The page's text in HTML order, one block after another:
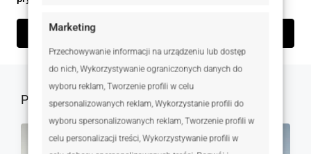
Marketing
Przechowywanie informacji na urządzeniu lub dostęp
do nich, Wykorzystywanie ograniczonych danych do
wyboru reklam, Tworzenie profili w celu
spersonalizowanych reklam, Wykorzystanie profili do
wyboru spersonalizowanych reklam, Tworzenie profili w
celu personalizacji treści, Wykorzystywanie profili w
Podobne oferty
NA SPRZEDAŻ RYNEK PIERWOTNY